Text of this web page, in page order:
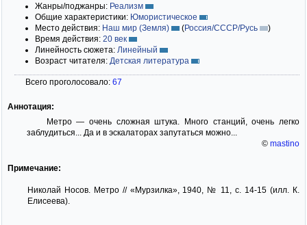
Жанры/поджанры: Реализм
Общие характеристики: Юмористическое
Место действия: Наш мир (Земля) (Россия/СССР/Русь
)
Время действия: 20 век
Линейность сюжета: Линейный
Возраст читателя: Детская литература
Всего проголосовало: 67
Аннотация:
Метро — очень сложная штука. Много станций, очень легко
заблудиться... Да и в эскалаторах запутаться можно...
© mastino
Примечание:
Николай Носов. Метро // «Мурзилка», 1940, № 11, с. 14-15 (илл. К.
Елисеева).